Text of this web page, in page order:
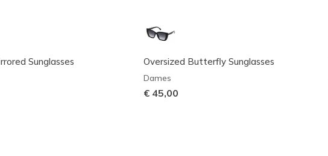
Sunglasses Oversized Butterfly Sunglasses
Dames
€ 45,00